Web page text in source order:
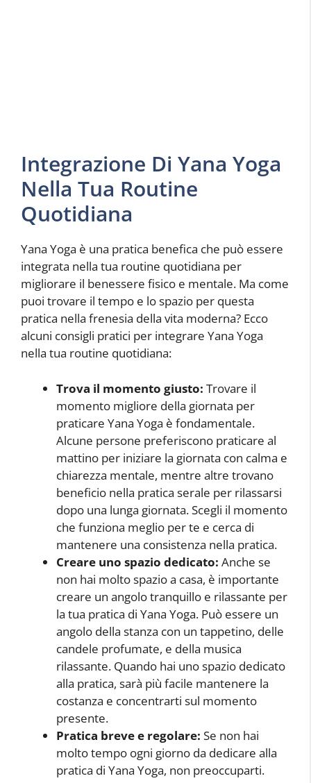
Integrazione Di Yana Yoga
Nella Tua Routine
Quotidiana
Yana Yoga è una pratica benefica che può essere
integrata nella tua routine quotidiana per
migliorare il benessere fisico e mentale. Ma come
puoi trovare il tempo e lo spazio per questa
pratica nella frenesia della vita moderna? Ecco
alcuni consigli pratici per integrare Yana Yoga
nella tua routine quotidiana:
Trova il momento giusto: Trovare il
momento migliore della giornata per
praticare Yana Yoga è fondamentale.
Alcune persone preferiscono praticare al
mattino per iniziare la giornata con calma e
chiarezza mentale, mentre altre trovano
beneficio nella pratica serale per rilassarsi
dopo una lunga giornata. Scegli il momento
che funziona meglio per te e cerca di
mantenere una consistenza nella pratica.
Creare uno spazio dedicato: Anche se
non hai molto spazio a casa, è importante
creare un angolo tranquillo e rilassante per
la tua pratica di Yana Yoga. Può essere un
angolo della stanza con un tappetino, delle
candele profumate, e della musica
rilassante. Quando hai uno spazio dedicato
alla pratica, sarà più facile mantenere la
costanza e concentrarti sul momento
presente.
Pratica breve e regolare: Se non hai
molto tempo ogni giorno da dedicare alla
pratica di Yana Yoga, non preoccuparti.